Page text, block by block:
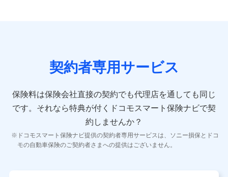
険契約に関する情報。例として、保険契約者及び被保険
者の氏名、住所、生年月日、性別、保険契約者と被保険
報、建物の構造や築年数などの情報、ペットの種類や年
齢などの情報などが含まれます。
【共同して利用する者の範囲】
当社
契約者専用サービス
保険料は保険会社直接の契約でも代理店を通しても同じ
です。 それなら特典が付くドコモスマート保険ナビで契
約しませんか？
ドコモスマート保険ナビ提供の契約者専用サービスは、ソニー損保とドコ
モの自動車保険のご契約者さまへの提供はございません。